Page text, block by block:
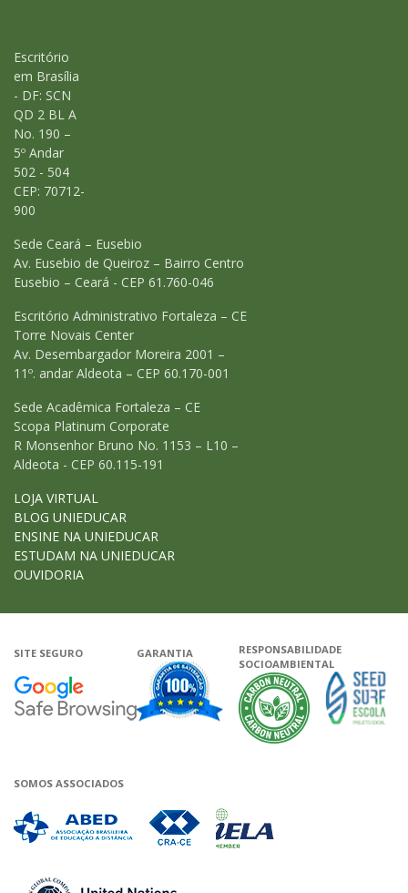
Escritório
em Brasília
- DF: SCN
QD 2 BL A
No. 190 –
5º Andar
502 - 504
CEP: 70712-
900
Sede Ceará – Eusebio
Av. Eusebio de Queiroz – Bairro Centro
Eusebio – Ceará - CEP 61.760-046
Escritório Administrativo Fortaleza – CE
Torre Novais Center
Av. Desembargador Moreira 2001 –
11º. andar Aldeota – CEP 60.170-001
Sede Acadêmica Fortaleza – CE
Scopa Platinum Corporate
R Monsenhor Bruno No. 1153 – L10 –
Aldeota - CEP 60.115-191
LOJA VIRTUAL
BLOG UNIEDUCAR
ENSINE NA UNIEDUCAR
ESTUDAM NA UNIEDUCAR
OUVIDORIA
SITE SEGURO
Google - Status do site no
GARANTIA
Garantia de satisfação
RESPONSABILIDADE
SOCIOAMBIENTAL
A
SOMOS ASSOCIADOS